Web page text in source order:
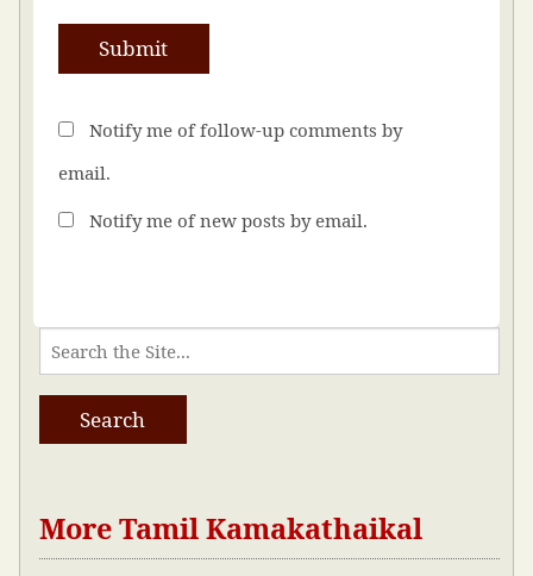
Notify me of follow-up comments by
email.
Notify me of new posts by email.
More Tamil Kamakathaikal